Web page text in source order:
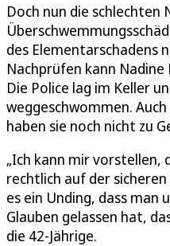
Doch nun die schlechten
des Elementarschadens
Nachprüfen kann
Die Police lag im Keller
weggeschwommen.
haben sie noch nicht zu
„Ich kann mir vorstellen,
rechtlich auf der
es ein Unding, dass man
Glauben gelassen hat,
die 42-Jährige.